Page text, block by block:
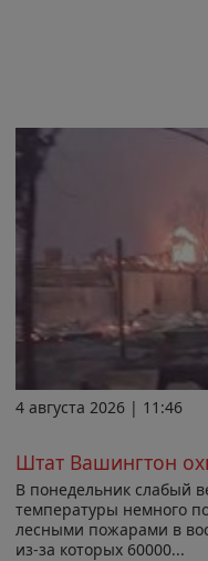
4 августа 2026 | 11:46
Штат Вашингтон
В понедельник слабый
температуры немного
лесными пожарами в
из-за которых 60000...